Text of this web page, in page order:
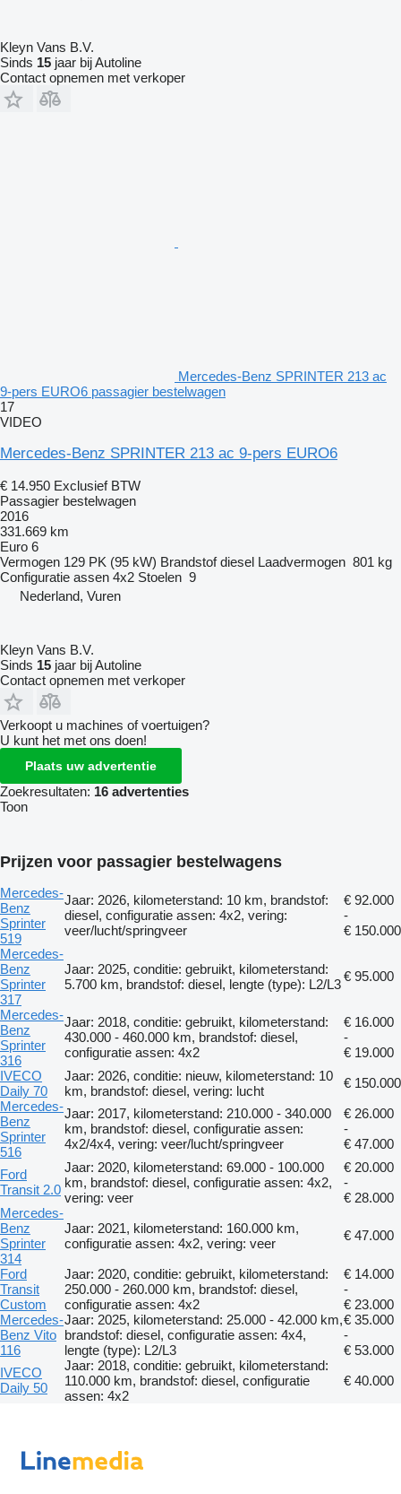
Kleyn Vans B.V.
Sinds 15 jaar bij Autoline
Contact opnemen met verkoper
Mercedes-Benz SPRINTER 213 ac
9-pers EURO6 passagier bestelwagen
17
VIDEO
Mercedes-Benz SPRINTER 213 ac 9-pers EURO6
€ 14.950 Exclusief BTW
Passagier bestelwagen
2016
331.669 km
Euro 6
Vermogen 129 PK (95 kW) Brandstof diesel Laadvermogen 801 kg
Configuratie assen 4x2 Stoelen 9
Nederland, Vuren
Kleyn Vans B.V.
Sinds 15 jaar bij Autoline
Contact opnemen met verkoper
Verkoopt u machines of voertuigen?
U kunt het met ons doen!
Plaats uw advertentie
Zoekresultaten: 16 advertenties
Toon
Prijzen voor passagier bestelwagens
Mercedes-
Benz
Sprinter
519
Jaar: 2026, kilometerstand: 10 km, brandstof:
diesel, configuratie assen: 4x2, vering:
veer/lucht/springveer
€ 92.000
-
€ 150.000
Mercedes-
Benz
Sprinter
317
Jaar: 2025, conditie: gebruikt, kilometerstand:
5.700 km, brandstof: diesel, lengte (type): L2/L3
€ 95.000
Mercedes-
Benz
Sprinter
316
Jaar: 2018, conditie: gebruikt, kilometerstand:
430.000 - 460.000 km, brandstof: diesel,
configuratie assen: 4x2
€ 16.000
-
€ 19.000
IVECO
Daily 70
Jaar: 2026, conditie: nieuw, kilometerstand: 10
km, brandstof: diesel, vering: lucht
€ 150.000
Mercedes-
Benz
Sprinter
516
Jaar: 2017, kilometerstand: 210.000 - 340.000
km, brandstof: diesel, configuratie assen:
4x2/4x4, vering: veer/lucht/springveer
€ 26.000
-
€ 47.000
Ford
Transit 2.0
Jaar: 2020, kilometerstand: 69.000 - 100.000
km, brandstof: diesel, configuratie assen: 4x2,
vering: veer
€ 20.000
-
€ 28.000
Mercedes-
Benz
Sprinter
314
Jaar: 2021, kilometerstand: 160.000 km,
configuratie assen: 4x2, vering: veer
€ 47.000
Ford
Transit
Custom
Jaar: 2020, conditie: gebruikt, kilometerstand:
250.000 - 260.000 km, brandstof: diesel,
configuratie assen: 4x2
€ 14.000
-
€ 23.000
Mercedes-
Benz Vito
116
Jaar: 2025, kilometerstand: 25.000 - 42.000 km,
brandstof: diesel, configuratie assen: 4x4,
lengte (type): L2/L3
€ 35.000
-
€ 53.000
IVECO
Daily 50
Jaar: 2018, conditie: gebruikt, kilometerstand:
110.000 km, brandstof: diesel, configuratie
assen: 4x2
€ 40.000